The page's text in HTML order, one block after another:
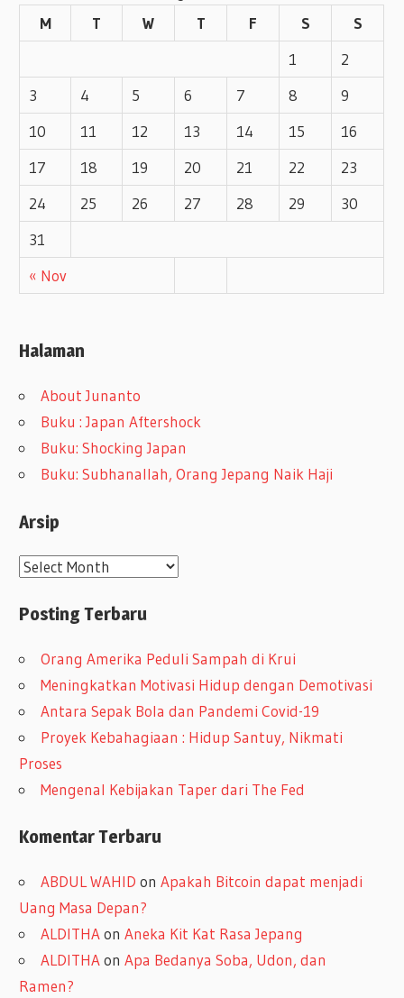
M
T W T F S S
« Nov
1
2
3
4 5 6 7 8
9
10
11 12 13 14 15
16
17
18 19 20 21 22
23
24
25 26 27 28 29
30
31
Halaman
About Junanto
Buku : Japan Aftershock
Buku: Shocking Japan
Buku: Subhanallah, Orang Jepang Naik Haji
Arsip
A
s
Posting Terbaru
Orang Amerika Peduli Sampah di Krui
Meningkatkan Motivasi Hidup dengan Demotivasi
Antara Sepak Bola dan Pandemi Covid-19
Proyek Kebahagiaan : Hidup Santuy, Nikmati
Proses
Mengenal Kebijakan Taper dari The Fed
Komentar Terbaru
ABDUL WAHID onApakah Bitcoin dapat menjadi
Uang Masa Depan?
ALDITHAonAneka Kit Kat Rasa Jepang
ALDITHAonApa Bedanya Soba, Udon, dan
Ramen?